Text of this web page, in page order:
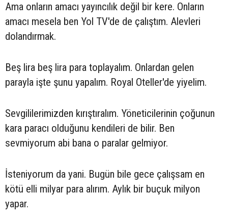
Ama onların amacı yayıncılık değil bir kere. Onların
amacı mesela ben Yol TV'de de çalıştım. Alevleri
dolandırmak.
Beş lira beş lira para toplayalım. Onlardan gelen
parayla işte şunu yapalım. Royal Oteller'de yiyelim.
Sevgililerimizden kırıştıralım. Yöneticilerinin çoğunun
kara paracı olduğunu kendileri de bilir. Ben
sevmiyorum abi bana o paralar gelmiyor.
İsteniyorum da yani. Bugün bile gece çalışsam en
kötü elli milyar para alırım. Aylık bir buçuk milyon
yapar.